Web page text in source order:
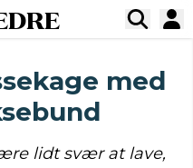
med
lidt svær at lave,